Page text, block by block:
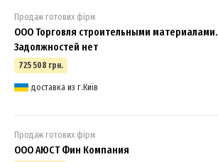
Продаж готових фірм
ООО Торговля строительными материалами.
Задолжностей нет
725 508 грн.
доставка из г.Київ
Продаж готових фірм
ООО АЮСТ Фин Компания